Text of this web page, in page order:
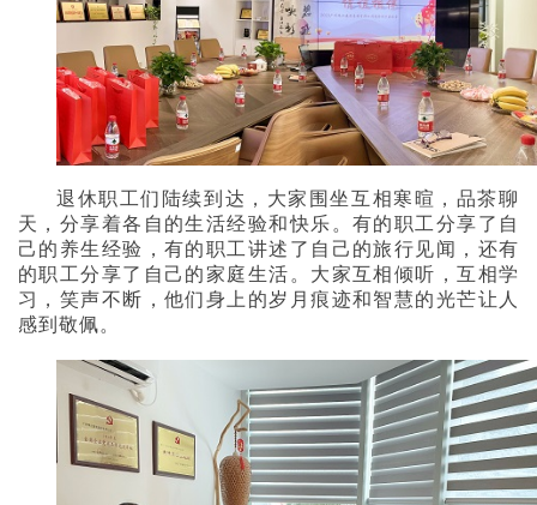
退休职工们陆续到达，大家围坐互相寒暄，品茶聊
天，分享着各自的生活经验和快乐。有的职工分享了自
己的养生经验，有的职工讲述了自己的旅行见闻，还有
的职工分享了自己的家庭生活。大家互相倾听，互相学
习，笑声不断，他们身上的岁月痕迹和智慧的光芒让人
感到敬佩。